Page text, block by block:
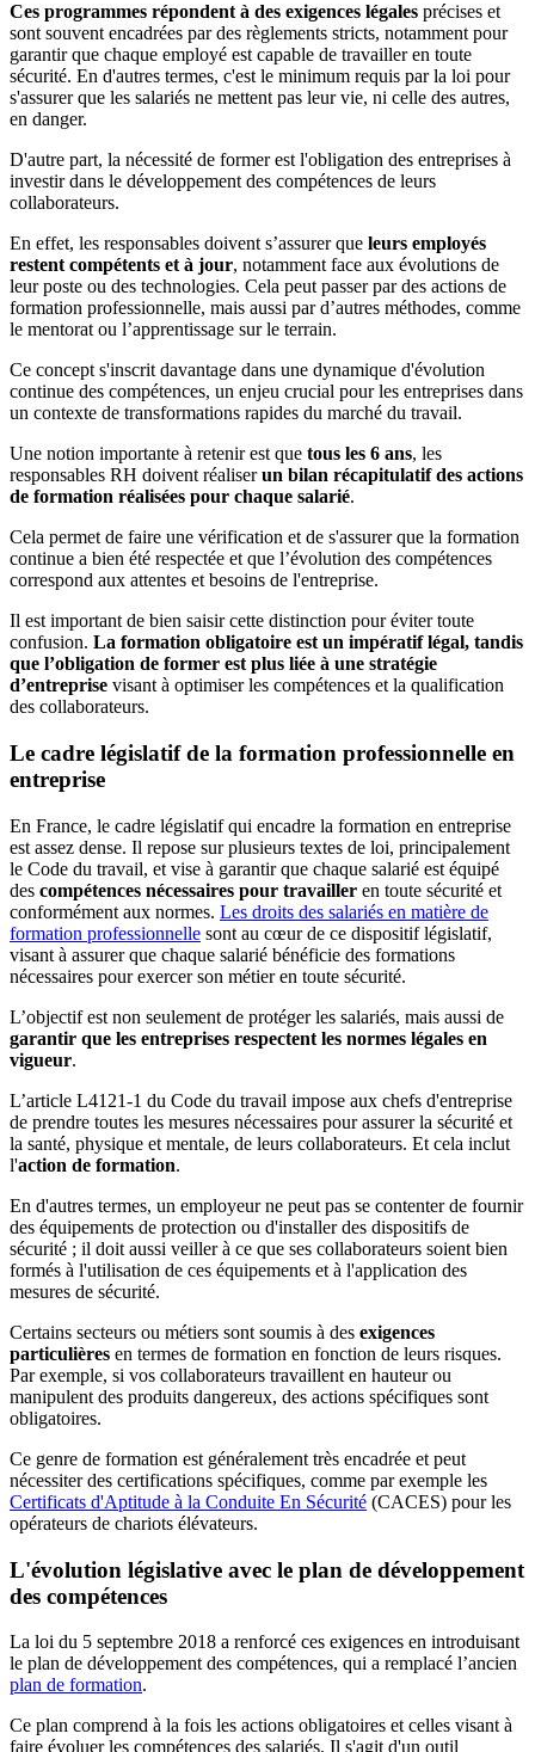
Ces programmes répondent à des exigences légales précises et
sont souvent encadrées par des règlements stricts, notamment pour
garantir que chaque employé est capable de travailler en toute
sécurité. En d'autres termes, c'est le minimum requis par la loi pour
s'assurer que les salariés ne mettent pas leur vie, ni celle des autres,
en danger.
D'autre part, la nécessité de former est l'obligation des entreprises à
investir dans le développement des compétences de leurs
collaborateurs.
En effet, les responsables doivent s’assurer que leurs employés
restent compétents et à jour, notamment face aux évolutions de
leur poste ou des technologies. Cela peut passer par des actions de
formation professionnelle, mais aussi par d’autres méthodes, comme
le mentorat ou l’apprentissage sur le terrain.
Ce concept s'inscrit davantage dans une dynamique d'évolution
continue des compétences, un enjeu crucial pour les entreprises dans
un contexte de transformations rapides du marché du travail.
Une notion importante à retenir est que tous les 6 ans, les
responsables RH doivent réaliserun bilan récapitulatif des actions
de formation réalisées pour chaque salarié.
Cela permet de faire une vérification et de s'assurer que la formation
continue a bien été respectée et que l’évolution des compétences
correspond aux attentes et besoins de l'entreprise.
Il est important de bien saisir cette distinction pour éviter toute
confusion. La formation obligatoire est un impératif légal, tandis
que l’obligation de former est plus liée à une stratégie
d’entreprise visant à optimiser les compétences et la qualification
des collaborateurs.
Le cadre législatif de la formation professionnelle en
entreprise
En France, le cadre législatif qui encadre la formation en entreprise
est assez dense. Il repose sur plusieurs textes de loi, principalement
le Code du travail, et vise à garantir que chaque salarié est équipé
des compétences nécessaires pour travailler en toute sécurité et
conformément aux normes. Les droits des salariés en matière de
formation professionnelle sont au cœur de ce dispositif législatif,
visant à assurer que chaque salarié bénéficie des formations
nécessaires pour exercer son métier en toute sécurité.
L’objectif est non seulement de protéger les salariés, mais aussi de
garantir que les entreprises respectent les normes légales en
vigueur.
L’article L4121-1 du Code du travail impose aux chefs d'entreprise
de prendre toutes les mesures nécessaires pour assurer la sécurité et
la santé, physique et mentale, de leurs collaborateurs. Et cela inclut
l'action de formation.
En d'autres termes, un employeur ne peut pas se contenter de fournir
des équipements de protection ou d'installer des dispositifs de
sécurité ; il doit aussi veiller à ce que ses collaborateurs soient bien
formés à l'utilisation de ces équipements et à l'application des
mesures de sécurité.
Certains secteurs ou métiers sont soumis à des exigences
particulières en termes de formation en fonction de leurs risques.
Par exemple, si vos collaborateurs travaillent en hauteur ou
manipulent des produits dangereux, des actions spécifiques sont
obligatoires.
Ce genre de formation est généralement très encadrée et peut
nécessiter des certifications spécifiques, comme par exemple les
Certificats d'Aptitude à la Conduite En Sécurité (CACES) pour les
opérateurs de chariots élévateurs.
L'évolution législative avec le plan de développement
des compétences
La loi du 5 septembre 2018 a renforcé ces exigences en introduisant
le plan de développement des compétences, qui a remplacé l’ancien
plan de formation.
Ce plan comprend à la fois les actions obligatoires et celles visant à
faire évoluer les compétences des salariés. Il s'agit d'un outil